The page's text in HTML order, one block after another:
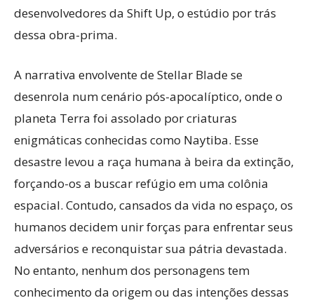
desenvolvedores da Shift Up, o estúdio por trás
dessa obra-prima.
A narrativa envolvente de Stellar Blade se
desenrola num cenário pós-apocalíptico, onde o
planeta Terra foi assolado por criaturas
enigmáticas conhecidas como Naytiba. Esse
desastre levou a raça humana à beira da extinção,
forçando-os a buscar refúgio em uma colônia
espacial. Contudo, cansados da vida no espaço, os
humanos decidem unir forças para enfrentar seus
adversários e reconquistar sua pátria devastada.
No entanto, nenhum dos personagens tem
conhecimento da origem ou das intenções dessas